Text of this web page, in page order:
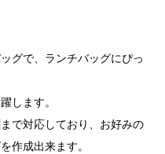
グで、ランチバッグにぴっ
します。
で対応しており、お好みの
作成出来ます。